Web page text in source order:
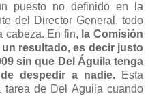
puesto no definido en la
del Director General, todo
cabeza. En fin, la Comisión
resultado, es decir justo
sin que Del Águila tenga
despedir a nadie. Esta
de Del Aguila cuando